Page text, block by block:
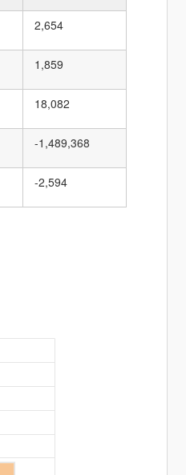
2,654
1,859
18,082
-1,489,368
-2,594